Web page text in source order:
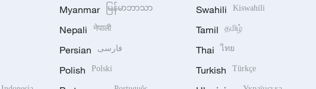
Myanmar မြန်မာဘာသာ
Nepali नेपाली
Persian فارسی
Polish Polski
Swahili Kiswahili
Tamil தமிழ்
Thai ไทย
Turkish Türkçe